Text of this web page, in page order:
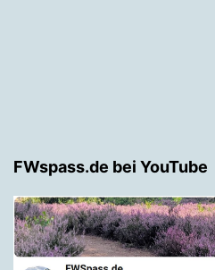
FWspass.de bei YouTube